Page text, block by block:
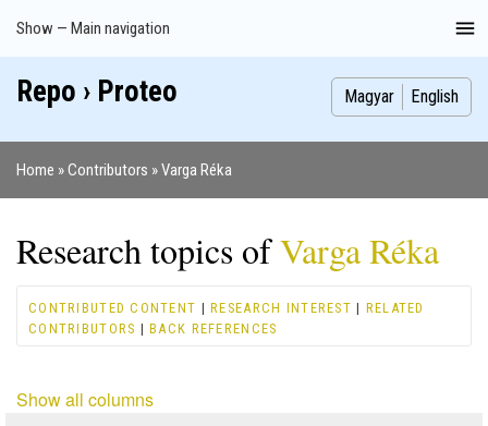
Main
navigation
Show — Main navigation
Index
Publications
Theses
Images
Contributors
Repo › Proteo Magyar English
Home Contributors Varga Réka
Research topics ofVarga Réka
CONTRIBUTED CONTENT |RESEARCH INTEREST | RELATED
CONTRIBUTORS |BACK REFERENCES
Show all columns